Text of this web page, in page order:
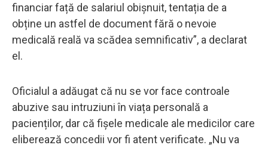
financiar față de salariul obișnuit, tentația de a
obține un astfel de document fără o nevoie
medicală reală va scădea semnificativ”, a declarat
el.
Oficialul a adăugat că nu se vor face controale
abuzive sau intruziuni în viața personală a
pacienților, dar că fișele medicale ale medicilor care
eliberează concedii vor fi atent verificate. „Nu va